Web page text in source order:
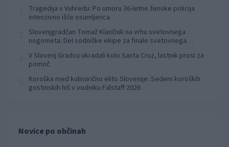
Tragedija v Vuhredu: Po umoru 36-letne ženske policija
intenzivno išče osumljenca
Slovenjgradčan Tomaž Klančnik na vrhu svetovnega
nogometa: Del sodniške ekipe za finale svetovnega
V Slovenj Gradcu ukradali kolo Santa Cruz, lastnik prosi za
pomoč
Koroška med kulinarično elito Slovenije: Sedem koroških
gostinskih hiš v vodniku Falstaff 2026
Novice po občinah